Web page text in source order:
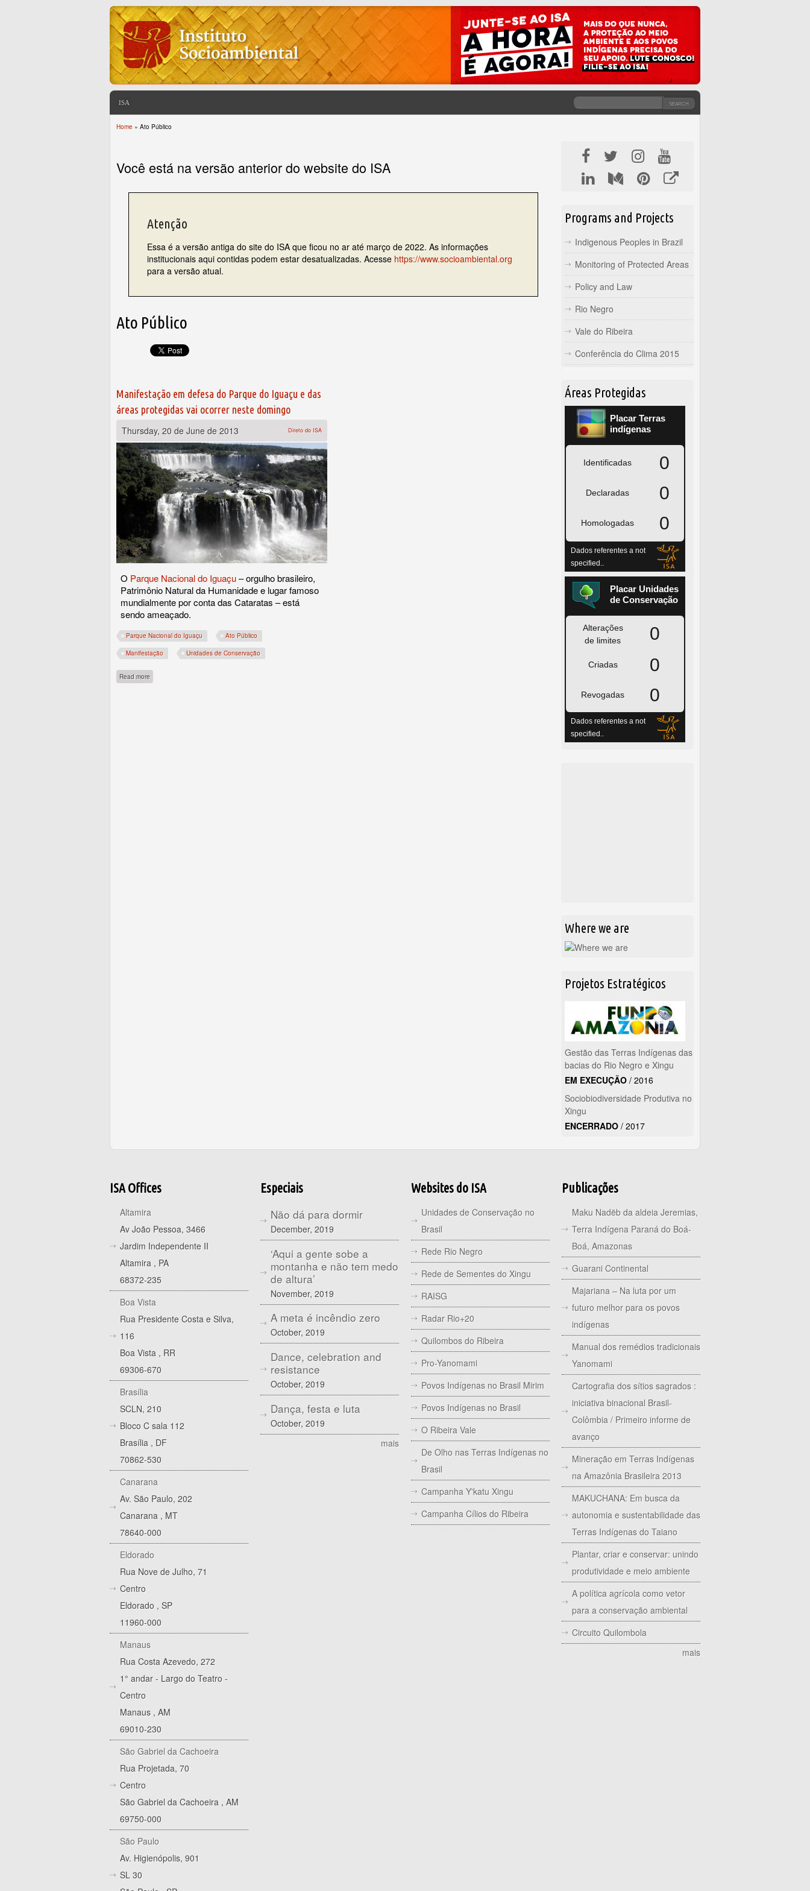
ISA
SEARCH FORM
SEARCH
Home » Ato Público
Você está na versão anterior do website do ISA
Atenção
Essa é a versão antiga do site do ISA que ficou no ar até março de 2022. As informações
institucionais aqui contidas podem estar desatualizadas. Acesse https://www.socioambiental.org
para a versão atual.
Ato Público
Manifestação em defesa do Parque do Iguaçu e das
áreas protegidas vai ocorrer neste domingo
Thursday, 20 de June de 2013
Direto do ISA
O Parque Nacional do Iguaçu– orgulho brasileiro,
Patrimônio Natural da Humanidade e lugar famoso
mundialmente por conta das Cataratas – está
sendo ameaçado.
Parque Nacional do Iguaçu Ato Público
Manifestação Unidades de Conservação
Read more
Programs and Projects
Indigenous Peoples in Brazil
Monitoring of Protected Areas
Policy and Law
Rio Negro
Vale do Ribeira
Conferência do Clima 2015
Áreas Protegidas
Where we are
Projetos Estratégicos
Gestão das Terras Indígenas das
bacias do Rio Negro e Xingu
EM EXECUÇÃO / 2016
Sociobiodiversidade Produtiva no
Xingu
ENCERRADO / 2017
ISA Offices
Altamira
Av João Pessoa, 3466
Jardim Independente II
Altamira , PA
68372-235
Boa Vista
Rua Presidente Costa e Silva,
116
Boa Vista , RR
69306-670
Brasília
SCLN, 210
Bloco C sala 112
Brasília , DF
70862-530
Canarana
Av. São Paulo, 202
Canarana , MT
78640-000
Eldorado
Rua Nove de Julho, 71
Centro
Eldorado , SP
11960-000
Manaus
Rua Costa Azevedo, 272
1° andar - Largo do Teatro -
Centro
Manaus , AM
69010-230
São Gabriel da Cachoeira
Rua Projetada, 70
Centro
São Gabriel da Cachoeira , AM
69750-000
São Paulo
Av. Higienópolis, 901
SL 30
Especiais
Não dá para dormir
December, 2019
‘Aqui a gente sobe a
montanha e não tem medo
de altura’
November, 2019
A meta é incêndio zero
October, 2019
Dance, celebration and
resistance
October, 2019
Dança, festa e luta
October, 2019
mais
Websites do ISA
Unidades de Conservação no
Brasil
Rede Rio Negro
Rede de Sementes do Xingu
RAISG
Radar Rio+20
Quilombos do Ribeira
Pro-Yanomami
Povos Indígenas no Brasil Mirim
Povos Indígenas no Brasil
O Ribeira Vale
De Olho nas Terras Indígenas no
Brasil
Campanha Y'katu Xingu
Campanha Cílios do Ribeira
Publicações
Maku Nadëb da aldeia Jeremias,
Terra Indígena Paraná do Boá-
Boá, Amazonas
Guarani Continental
Majariana – Na luta por um
futuro melhor para os povos
indígenas
Manual dos remédios tradicionais
Yanomami
Cartografia dos sítios sagrados :
iniciativa binacional Brasil-
Colômbia / Primeiro informe de
avanço
Mineração em Terras Indígenas
na Amazônia Brasileira 2013
MAKUCHANA: Em busca da
autonomia e sustentabilidade das
Terras Indígenas do Taiano
Plantar, criar e conservar: unindo
produtividade e meio ambiente
A política agrícola como vetor
para a conservação ambiental
Circuito Quilombola
mais